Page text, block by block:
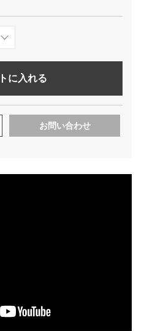
に入れる
お問い合わせ